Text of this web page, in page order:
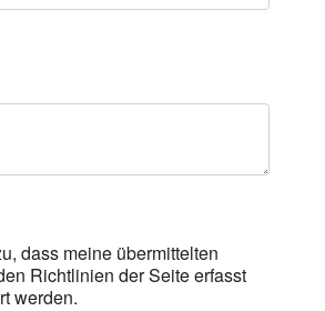
dass meine übermittelten
Richtlinien der Seite erfasst
werden.